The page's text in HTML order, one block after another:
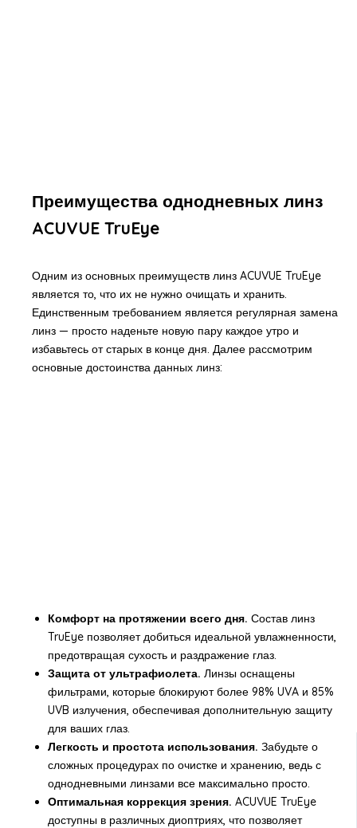
Преимущества однодневных линз
ACUVUE TruEye
Одним из основных преимуществ линз ACUVUE TruEye
является то, что их не нужно очищать и хранить.
Единственным требованием является регулярная замена
линз — просто наденьте новую пару каждое утро и
избавьтесь от старых в конце дня. Далее рассмотрим
основные достоинства данных линз:
Комфорт на протяжении всего дня. Состав линз
TruEye позволяет добиться идеальной увлажненности,
предотвращая сухость и раздражение глаз.
Защита от ультрафиолета. Линзы оснащены
фильтрами, которые блокируют более 98% UVA и 85%
UVB излучения, обеспечивая дополнительную защиту
для ваших глаз.
Легкость и простота использования. Забудьте о
сложных процедурах по очистке и хранению, ведь с
однодневными линзами все максимально просто.
Оптимальная коррекция зрения. ACUVUE TruEye
доступны в различных диоптриях, что позволяет